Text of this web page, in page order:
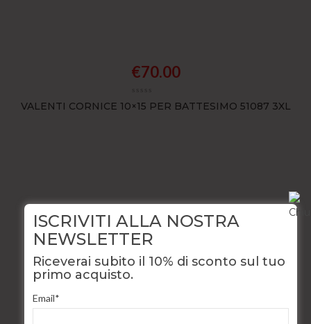
VALENTI CORNICE 10×15 PER BATTESIMO 51087 3XL
€70.00
CIONDOLO A FORMA DI GATTO ORO BIANCO 18KT
€195.00
ISCRIVITI ALLA NOSTRA
NEWSLETTER
Riceverai subito il 10% di sconto sul tuo
primo acquisto.
Email*